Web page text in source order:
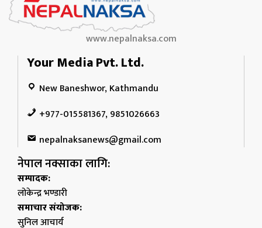
www.nepalnaksa.com
Your Media Pvt. Ltd.
New Baneshwor, Kathmandu
+977-015581367, 9851026663
nepalnaksanews@gmail.com
नेपाल नक्साका लागि:
सम्पादक:
लोकेन्द्र भण्डारी
समाचार संयोजक:
सुनिल आचार्य